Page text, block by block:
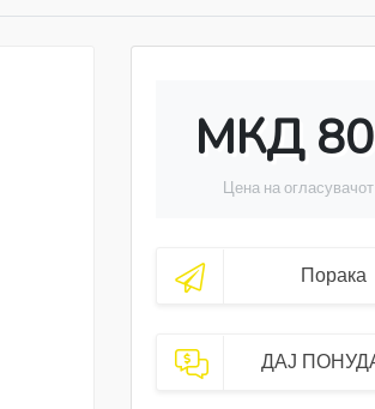
МКД
Цена на огласувачот
Порака
ДАЈ